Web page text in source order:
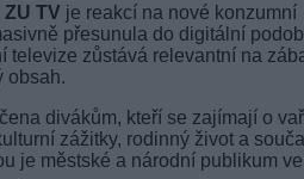
ZU TV je reakcí na nové konzumní
přesunula do digitální
televize zůstává relevantní na
obsah.
divákům, kteří se zajímají o
zážitky, rodinný život a
je městské a národní publikum ve